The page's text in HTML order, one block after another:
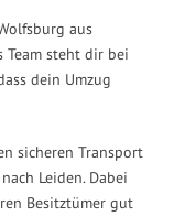
aus
Team steht dir bei
dein Umzug
sicheren Transport
Leiden. Dabei
Besitztümer gut